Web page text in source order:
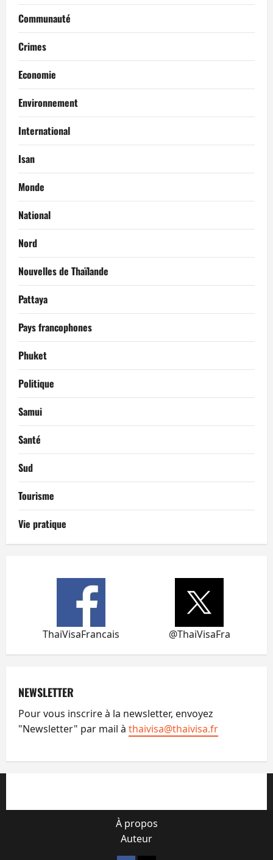
Communauté
Crimes
Economie
Environnement
International
Isan
Monde
National
Nord
Nouvelles de Thaïlande
Pattaya
Pays francophones
Phuket
Politique
Samui
Santé
Sud
Tourisme
Vie pratique
ThaiVisaFrancais @ThaiVisaFra
NEWSLETTER
Pour vous inscrire à la newsletter, envoyez
"Newsletter" par mail à thaivisa@thaivisa.fr
À propos
Auteur